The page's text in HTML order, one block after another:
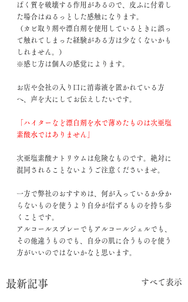
ぱく質を破壊する作用があるので、皮ふに付着し
た場合はぬるっとした感触になります。
（カビ取り剤や漂白剤を使用しているときに誤っ
て触れてしまった経験がある方は少なくないかも
しれません。）
※感じ方は個人の感覚によります。
お店や会社の入り口に消毒液を置かれている方
へ、声を大にしてお伝えしたいです。
「ハイターなど漂白剤を水で薄めたものは次亜塩
素酸水ではありません」
次亜塩素酸ナトリウムは危険なものです。絶対に
混同されることないようご注意くださいませ。
一方で弊社のおすすめは、何が入っているか分か
らないものを使うより自分が信ずるものを持ち歩
くことです。
アルコールスプレーでもアルコールジェルでも、
その他違うものでも、自分の肌に合うものを使う
方がいいのではないかなと思います。
最新記事 すべて表示